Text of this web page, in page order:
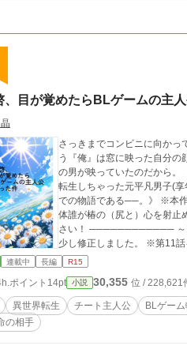
、目が覚めたらBLゲームの主
さっきまでコンビニに向かっ
う『俺』は窓に映った自分の顔を見て驚いた。 「これ…俺、なのか？」
の男が映っていたのだから。 《これは、現代魔法社会系BLゲームの主人公『石留 椿【いしどめ つばき】(16)』に
転生しちゃった元平凡男子(
での物語である──。》 ※本作は、最後まで【攻め】が分からない、異色のBLゲーム転生ファンタジーです！ ※一
体誰が椿の（尻と）心を射
さい！ ──────────── ～お知らせ～ ※第3話を少し修正しました。 ※第5話を少し修正しました。 ※第6話を
少し修正しました。 ※第11
た。 ※第24話を少し修正し
た。 ※第35話を少し修正しました。 ──────────── ※
り、近況ボードへのコメン
連載中 長編 R15
ポイント 14pt 小説 30,355 位 / 228,621
異世界転生 チート主人公 BLゲー
の相手